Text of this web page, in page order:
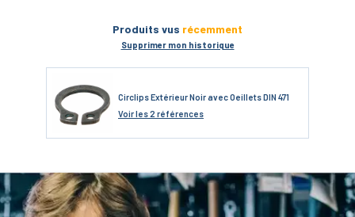
Produits vus récemment
Supprimer mon historique
Circlips Extérieur Noir avec Oeillets DIN 471
Voirles 2 références